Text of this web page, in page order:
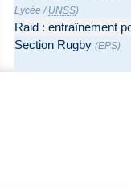
Lycée / UNSS)
Raid : entraînement
Section Rugby (EPS)